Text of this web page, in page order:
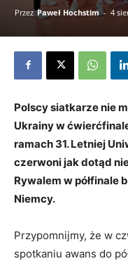
Przez Paweł Hochstim - 4
Polscy siatkarze nie
Ukrainy w
ramach 31. Letniej
czerwoni jak dotąd
Rywalem w półfinale
Niemcy.
Przypomnijmy, że w
spotkaniu awans do